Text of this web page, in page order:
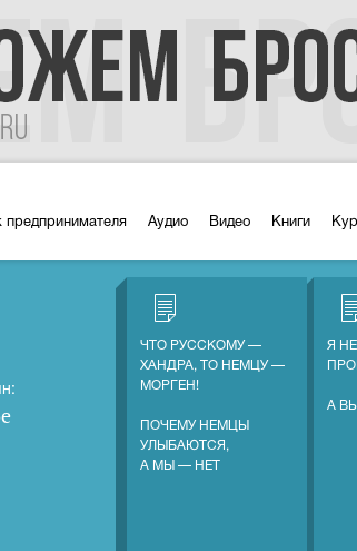
предпринимателя Аудио Видео Книги
ЧТО РУССКОМУ —
ХАНДРА, ТО НЕМЦУ —
МОРГЕН!
ПОЧЕМУ НЕМЦЫ
УЛЫБАЮТСЯ,
А МЫ — НЕТ
Я
А